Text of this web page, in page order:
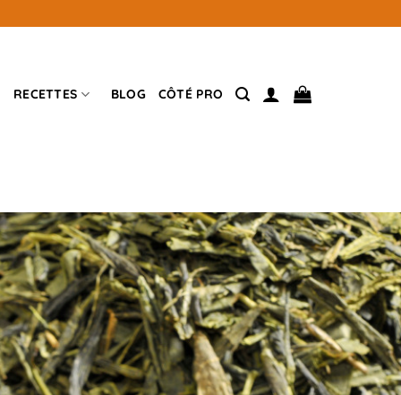
RECETTES BLOG CÔTÉ PRO